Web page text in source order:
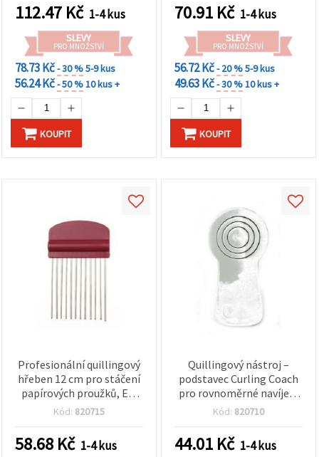
112.47 Kč 1-4 kus
SLEVY
PRO MNOŽSTVÍ
78.73 Kč- 30 %5-9 kus
56.24 Kč- 50 %10 kus +
KOUPIT
70.91 Kč 1-4 kus
SLEVY
PRO MNOŽSTVÍ
56.72 Kč- 20 %5-9 kus
49.63 Kč- 30 %10 kus +
KOUPIT
Profesionální quillingový
hřeben 12 cm pro stáčení
papírových proužků, EM
ART
Kód: 820715
58.68 Kč 1-4 kus
Quillingový nástroj –
podstavec Curling Coach
pro rovnoměrné navíjení
papírových proužků EM
Kód: 820710
44.01 Kč 1-4 kus